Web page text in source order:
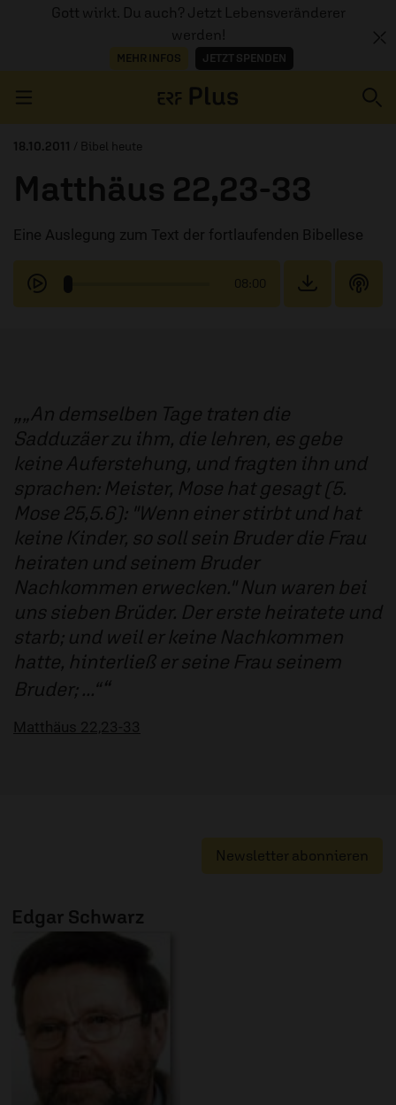
Gott wirkt. Du auch? Jetzt Lebensveränderer
werden!
MEHR INFOS JETZT SPENDEN
AUDIOTHEK
PROGRAMM
18.10.2011 / Bibel heute
Matthäus 22,23-33
Eine Auslegung zum Text der fortlaufenden Bibellese
08:00
„An demselben Tage traten die
Sadduzäer zu ihm, die lehren, es gebe
keine Auferstehung, und fragten ihn und
sprachen: Meister, Mose hat gesagt (5.
Mose 25,5.6): "Wenn einer stirbt und hat
keine Kinder, so soll sein Bruder die Frau
heiraten und seinem Bruder
Nachkommen erwecken." Nun waren bei
uns sieben Brüder. Der erste heiratete und
starb; und weil er keine Nachkommen
hatte, hinterließ er seine Frau seinem
Bruder; ...“
Matthäus 22,23-33
Newsletter abonnieren
Edgar Schwarz